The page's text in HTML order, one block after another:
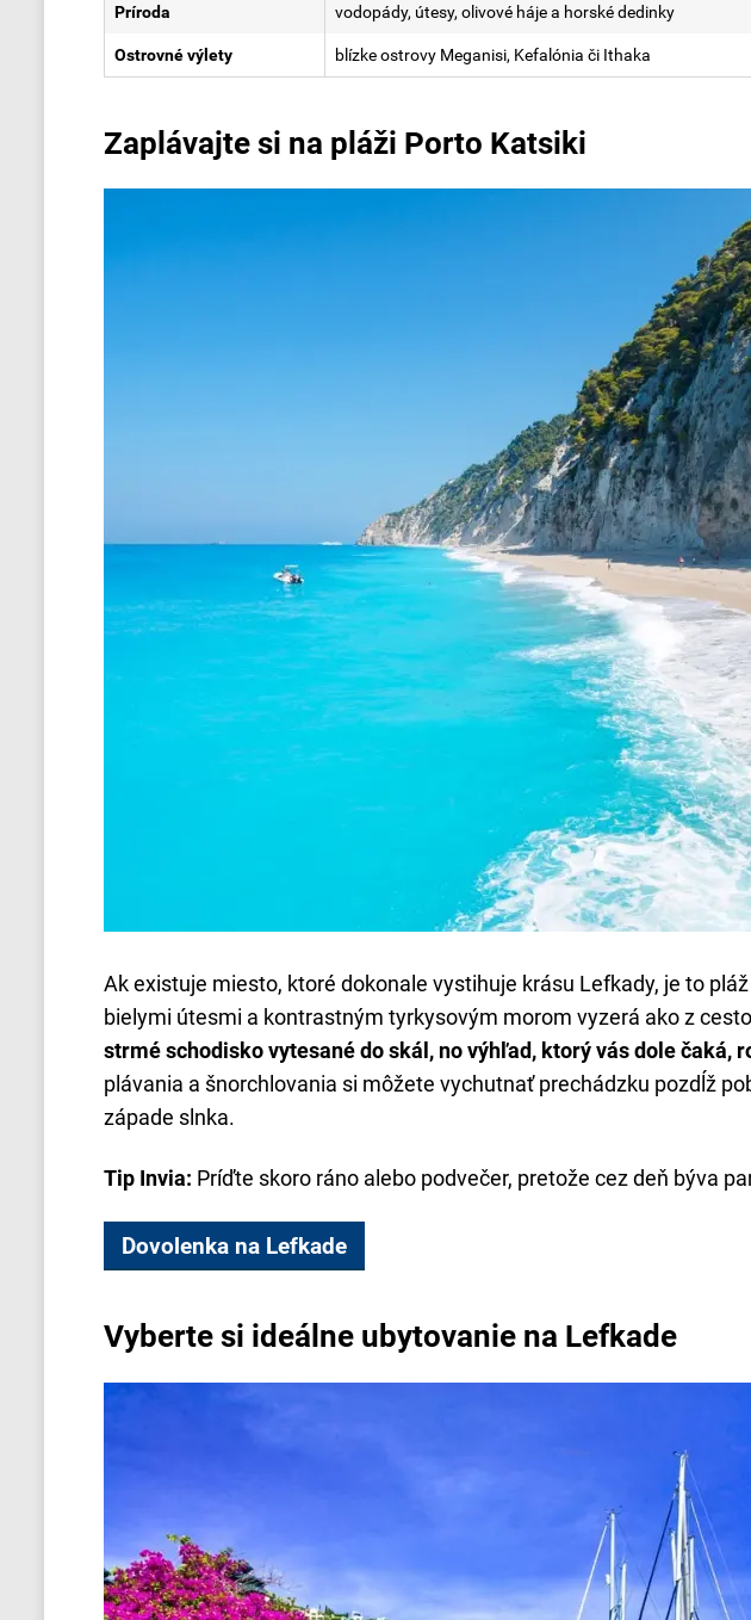
Príroda vodopády, útesy, olivové háje a horské dedinky
Ostrovné výlety blízke ostrovy Meganisi, Kefalónia či Ithaka
Zaplávajte si na pláži Porto Katsiki
Ak existuje miesto, ktoré dokonale vystihuje krásu Lefkady, je to
bielymi útesmi a kontrastným tyrkysovým morom vyzerá ako z
strmé schodisko vytesané do skál, no výhľad, ktorý vás dole čaká,
plávania a šnorchlovania si môžete vychutnať prechádzku pozdĺž
západe slnka.
Tip Invia: Príďte skoro ráno alebo podvečer, pretože cez deň býva
Dovolenka na Lefkade
Vyberte si ideálne ubytovanie na Lefkade